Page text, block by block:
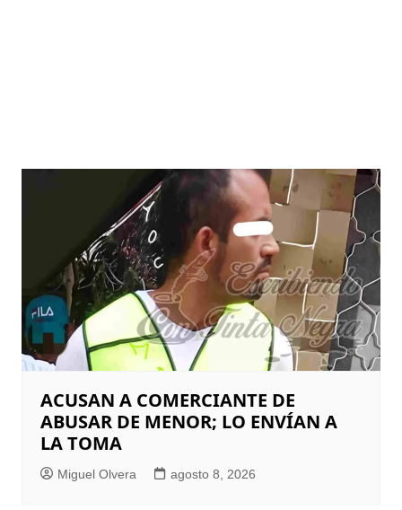
ACUSAN A COMERCIANTE DE
ABUSAR DE MENOR; LO ENVÍAN A
LA TOMA
Miguel Olvera agosto 8, 2026